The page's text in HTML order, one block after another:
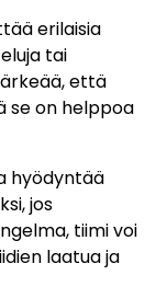
erilaisia
tai
että
se on helppoa
hyödyntää
jos
tiimi voi
laatua ja